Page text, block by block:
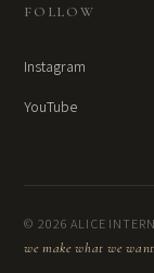
FOLLOW
Instagram
YouTube
© 2026 ALICE
we make what we